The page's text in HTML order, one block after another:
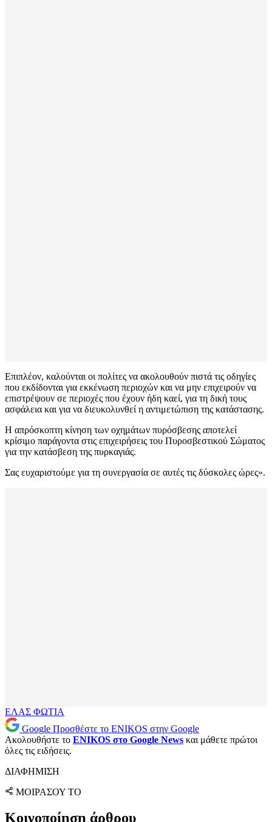
Επιπλέον, καλούνται οι πολίτες να ακολουθούν πιστά τις οδηγίες
που εκδίδονται για εκκένωση περιοχών και να μην επιχειρούν να
επιστρέψουν σε περιοχές που έχουν ήδη καεί, για τη δική τους
ασφάλεια και για να διευκολυνθεί η αντιμετώπιση της κατάστασης.
Η απρόσκοπτη κίνηση των οχημάτων πυρόσβεσης αποτελεί
κρίσιμο παράγοντα στις επιχειρήσεις του Πυροσβεστικού Σώματος
για την κατάσβεση της πυρκαγιάς.
Σας ευχαριστούμε για τη συνεργασία σε αυτές τις δύσκολες ώρες».
ΕΛΑΣ ΦΩΤΙΑ
Google Προσθέστε το ENIKOS στην Google
Ακολουθήστε το ENIKOS στο Google News και μάθετε πρώτοι
όλες τις ειδήσεις.
ΔΙΑΦΗΜΙΣΗ
ΜΟΙΡΑΣΟΥ ΤΟ
Κοινοποίηση άρθρου